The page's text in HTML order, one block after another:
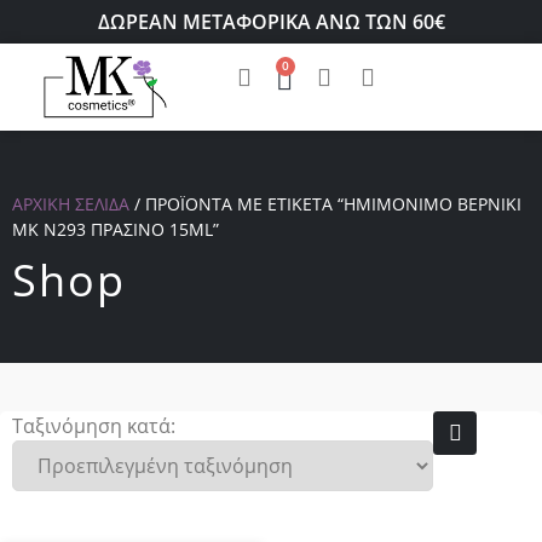
ΔΩΡΕΑΝ ΜΕΤΑΦΟΡΙΚΑ ΑΝΩ ΤΩΝ 60€
0
ΑΡΧΙΚΉ ΣΕΛΊΔΑ / ΠΡΟΪΌΝΤΑ ΜΕ ΕΤΙΚΈΤΑ “ΗΜΙΜΌΝΙΜΟ ΒΕΡΝΊΚΙ
ΜΚ Ν293 ΠΡΆΣΙΝΟ 15ML”
Shop
Ταξινόμηση κατά: